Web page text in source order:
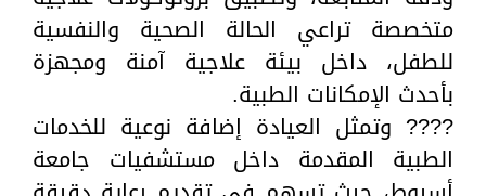
متخصصة تراعي الحالة الصحية والنفسية
للطفل، داخل بيئة علاجية آمنة ومجهزة
بأحدث الإمكانات الطبية.
???? وتمثل العيادة إضافة نوعية للخدمات
الطبية المقدمة داخل مستشفيات جامعة